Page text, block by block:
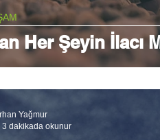
Her Şeyin İlacı
Yağmur
3 dakikada okunur